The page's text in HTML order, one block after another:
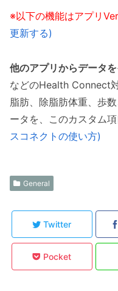
※以下の機能はアプリ
更新する)
他のアプリからデータ
などのHealth Connect
脂肪、除脂肪体重、歩
ータを、このカスタム
スコネクトの使い方)
General
Twitter
Pocket